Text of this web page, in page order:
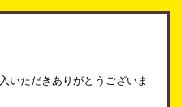
いただきありがとうございま